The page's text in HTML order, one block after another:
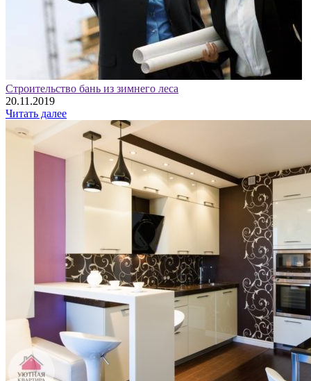
Строительство бань из зимнего леса
20.11.2019
Читать далее